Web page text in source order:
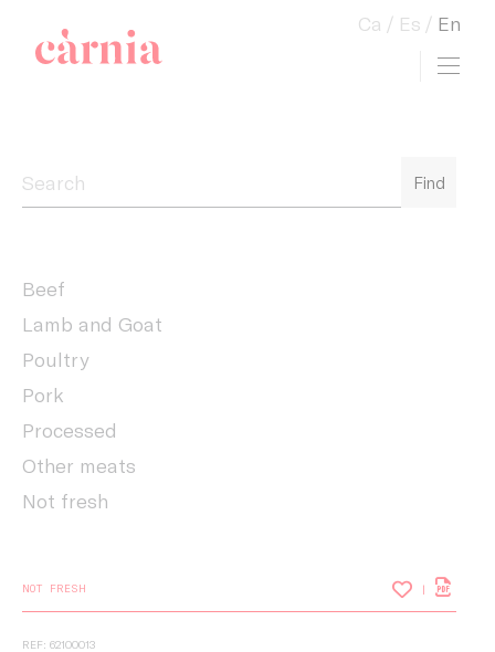
Ca Es En
Find
Beef
Lamb and Goat
Poultry
Pork
Processed
Other meats
Not fresh
NOT FRESH
REF: 62100013